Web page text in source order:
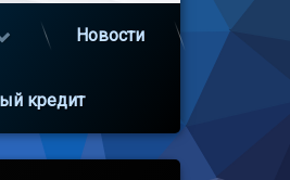
Новости
кредит